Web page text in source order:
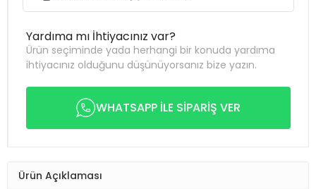
Yardıma mı İhtiyacınız var?
Ürün seçiminde yada herhangi bir konuda yardıma
ihtiyacınız olduğunu düşünüyorsanız bize yazın.
WHATSAPP İLE SİPARİŞ VER
Ürün Açıklaması